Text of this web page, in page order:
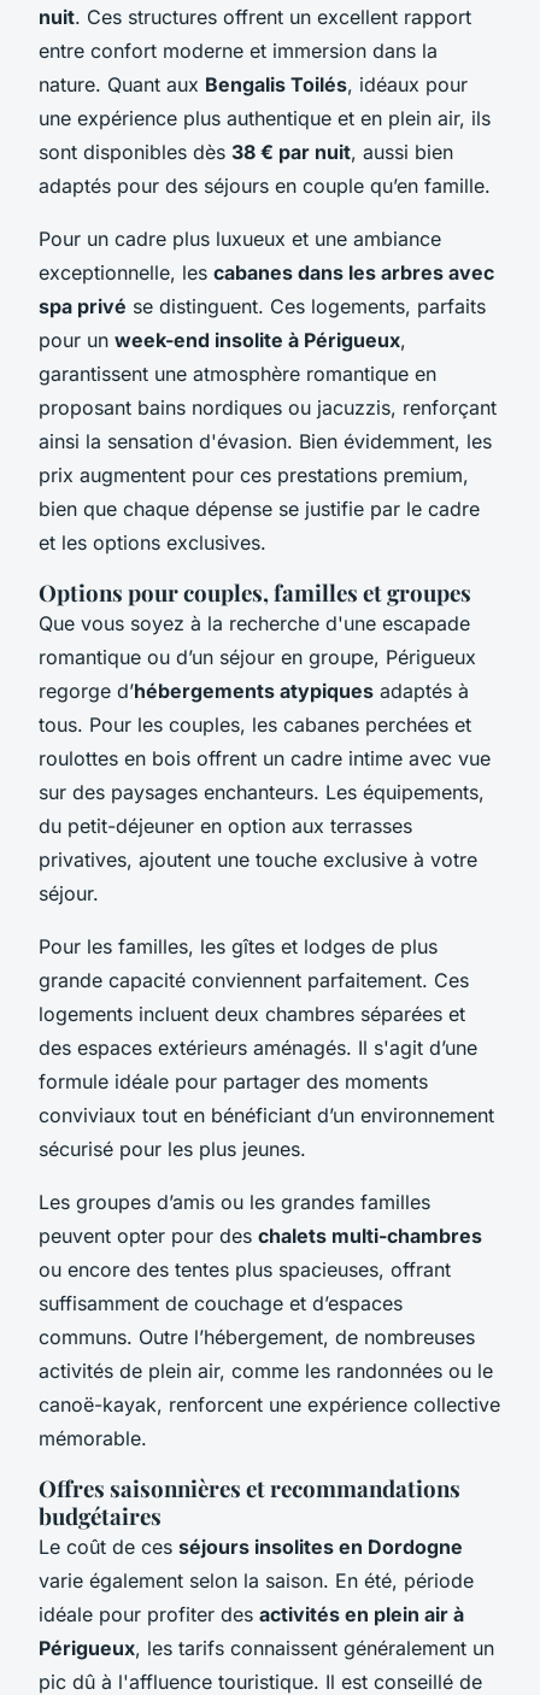
nuit. Ces structures offrent un excellent rapport
entre confort moderne et immersion dans la
nature. Quant aux Bengalis Toilés, idéaux pour
une expérience plus authentique et en plein air, ils
sont disponibles dès 38 € par nuit, aussi bien
adaptés pour des séjours en couple qu’en famille.
Pour un cadre plus luxueux et une ambiance
exceptionnelle, les cabanes dans les arbres avec
spa privé se distinguent. Ces logements, parfaits
pour un week-end insolite à Périgueux,
garantissent une atmosphère romantique en
proposant bains nordiques ou jacuzzis, renforçant
ainsi la sensation d'évasion. Bien évidemment, les
prix augmentent pour ces prestations premium,
bien que chaque dépense se justifie par le cadre
et les options exclusives.
Options pour couples, familles et groupes
Que vous soyez à la recherche d'une escapade
romantique ou d’un séjour en groupe, Périgueux
regorge d’hébergements atypiques adaptés à
tous. Pour les couples, les cabanes perchées et
roulottes en bois offrent un cadre intime avec vue
sur des paysages enchanteurs. Les équipements,
du petit-déjeuner en option aux terrasses
privatives, ajoutent une touche exclusive à votre
séjour.
Pour les familles, les gîtes et lodges de plus
grande capacité conviennent parfaitement. Ces
logements incluent deux chambres séparées et
des espaces extérieurs aménagés. Il s'agit d’une
formule idéale pour partager des moments
conviviaux tout en bénéficiant d’un environnement
sécurisé pour les plus jeunes.
Les groupes d’amis ou les grandes familles
peuvent opter pour des chalets multi-chambres
ou encore des tentes plus spacieuses, offrant
suffisamment de couchage et d’espaces
communs. Outre l’hébergement, de nombreuses
activités de plein air, comme les randonnées ou le
canoë-kayak, renforcent une expérience collective
mémorable.
Offres saisonnières et recommandations
budgétaires
Le coût de ces séjours insolites en Dordogne
varie également selon la saison. En été, période
idéale pour profiter des activités en plein air à
Périgueux, les tarifs connaissent généralement un
pic dû à l'affluence touristique. Il est conseillé de